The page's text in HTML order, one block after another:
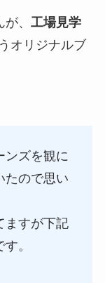
、 工場見学
オリジナルブ
ンズを観に
たので思い
ますが下記
。